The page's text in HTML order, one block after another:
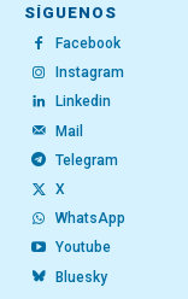
SÍGUENOS
Facebook
Instagram
Linkedin
Mail
Telegram
X
WhatsApp
Youtube
Bluesky